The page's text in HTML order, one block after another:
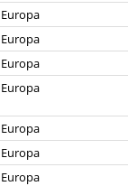
Europa
Europa
Europa
Europa
Europa
Europa
Europa